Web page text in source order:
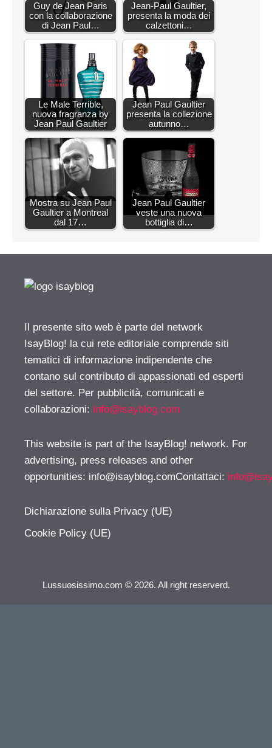
Guy de Jean Paris
con la collaborazione
di Jean Paul…
Jean-Paul Gaultier,
presenta la moda dei
calzettoni…
Le Male Terrible,
nuova fragranza by
Jean Paul Gaultier
Jean Paul Gaultier
presenta la collezione
autunno…
Mostra su Jean Paul
Gaultier a Montreal
dal 17…
Jean Paul Gaultier
veste una nuova
bottiglia di…
Il presente sito web è parte del network
IsayBlog! la cui rete editoriale comprende siti
tematici di informazione indipendente che
contano sul contributo di appassionati ed esperti
del settore. Per pubblicità, comunicati e
collaborazioni: info@isayblog.com
This website is part of the IsayBlog! network. For
advertising, press releases and other
opportunities: info@isayblog.comContattaci:
Dichiarazione sulla Privacy (UE)
Cookie Policy (UE)
Lussuosissimo.com © 2026. All right reserverd.